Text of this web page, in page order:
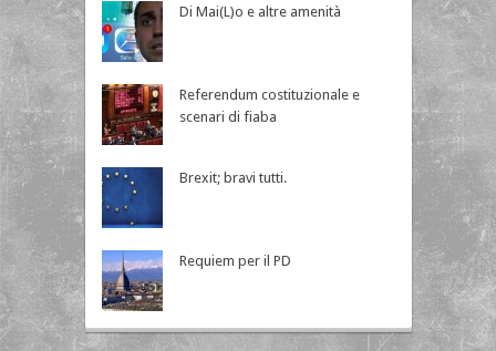
Di Mai(L)o e altre amenità
Referendum costituzionale e
scenari di fiaba
Brexit; bravi tutti.
Requiem per il PD